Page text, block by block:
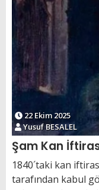
22 Ekim 2025
Yusuf BESALEL
Şam Kan
1840´taki kan
tarafından kabul